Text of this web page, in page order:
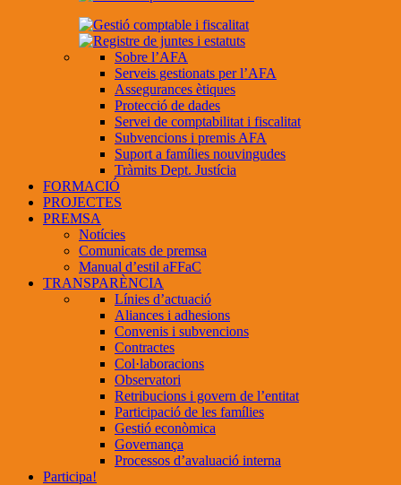
Sobre l’AFA
Serveis gestionats per l’AFA
Assegurances ètiques
Protecció de dades
Servei de comptabilitat i fiscalitat
Subvencions i premis AFA
Suport a famílies nouvingudes
Tràmits Dept. Justícia
FORMACIÓ
PROJECTES
PREMSA
Notícies
Comunicats de premsa
Manual d’estil aFFaC
TRANSPARÈNCIA
Línies d’actuació
Aliances i adhesions
Convenis i subvencions
Contractes
Col·laboracions
Observatori
Retribucions i govern de l’entitat
Participació de les famílies
Gestió econòmica
Governança
Processos d’avaluació interna
Participa!